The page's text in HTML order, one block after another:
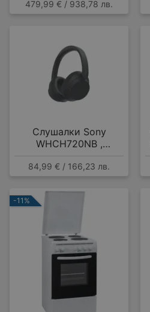
No Frost , Инокс
479,99 € / 938,78 лв.
Слушалки Sony
WHCH720NB ,
84,99 € / 166,23 лв.
-11%